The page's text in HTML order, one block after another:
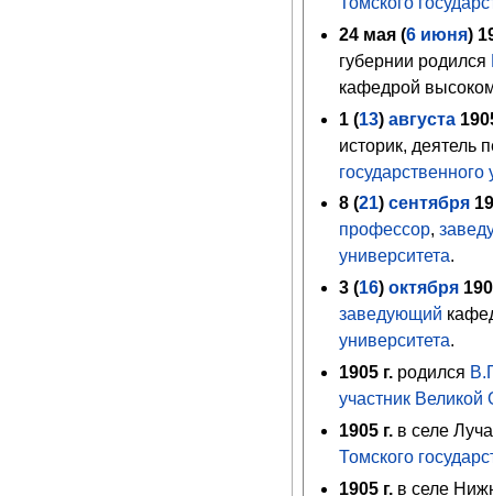
24 мая (6 июня)
губернии родился
кафедрой
1 (13)августа
историк, деятель
государственного
8 (21)сентября
профессор,
университета.
3 (16)октября
заведующий
университета.
1905 г. родился
участник
1905 г. в селе
Томского
1905 г. в селе